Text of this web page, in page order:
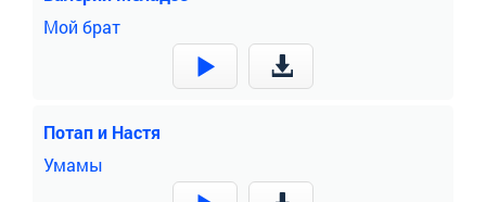
Мой брат
Потап и Настя
Умамы